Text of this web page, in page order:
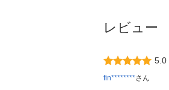
レビュー
5.0
fin********さん